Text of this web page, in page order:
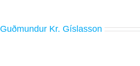
Guðmundur Kr. Gíslasson